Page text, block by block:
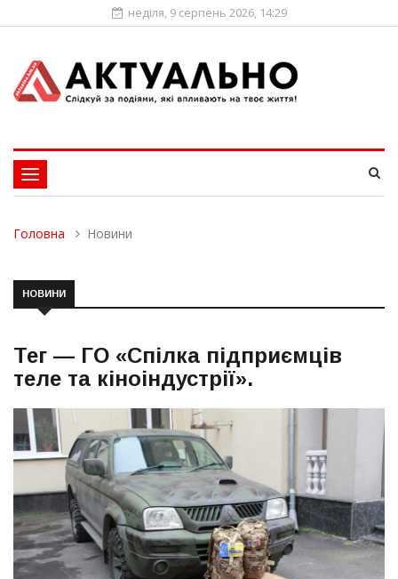
неділя, 9 серпень 2026, 14:29
Toggle
navigation
Головна Новини
НОВИНИ
Тег — ГО «Спілка підприємців
теле та кіноіндустрії».